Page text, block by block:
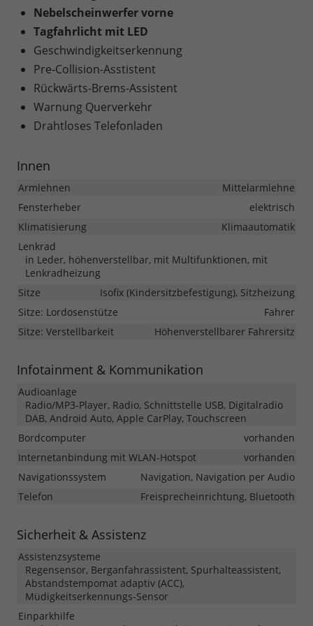
Nebelscheinwerfer vorne
Tagfahrlicht mit LED
Geschwindigkeitserkennung
Pre-Collision-Asstistent
Rückwärts-Brems-Assistent
Warnung Querverkehr
Drahtloses Telefonladen
Innen
Armlehnen
Mittelarmlehne
Fensterheber
elektrisch
Klimatisierung
Klimaautomatik
Lenkrad
in Leder, höhenverstellbar, mit Multifunktionen, mit
Lenkradheizung
Sitze
Isofix (Kindersitzbefestigung), Sitzheizung
Sitze: Lordosenstütze
Fahrer
Sitze: Verstellbarkeit
Höhenverstellbarer Fahrersitz
Infotainment & Kommunikation
Audioanlage
Radio/MP3-Player, Radio, Schnittstelle USB, Digitalradio
DAB, Android Auto, Apple CarPlay, Touchscreen
Bordcomputer
vorhanden
Internetanbindung mit WLAN-Hotspot
vorhanden
Navigationssystem
Navigation, Navigation per Audio
Telefon
Freisprecheinrichtung, Bluetooth
Sicherheit & Assistenz
Assistenzsysteme
Regensensor, Berganfahrassistent, Spurhalteassistent,
Abstandstempomat adaptiv (ACC),
Müdigkeitserkennungs-Sensor
Einparkhilfe